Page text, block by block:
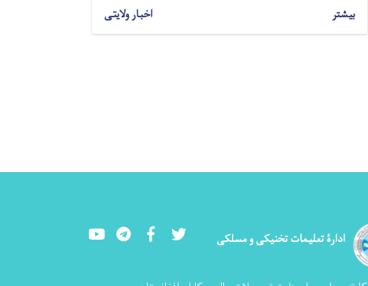
بیشتر اخبار ولایتی
ادارۀ تعلیمات تخنیکی و مسلکی YoutubeLinkedInFacebook Twitter